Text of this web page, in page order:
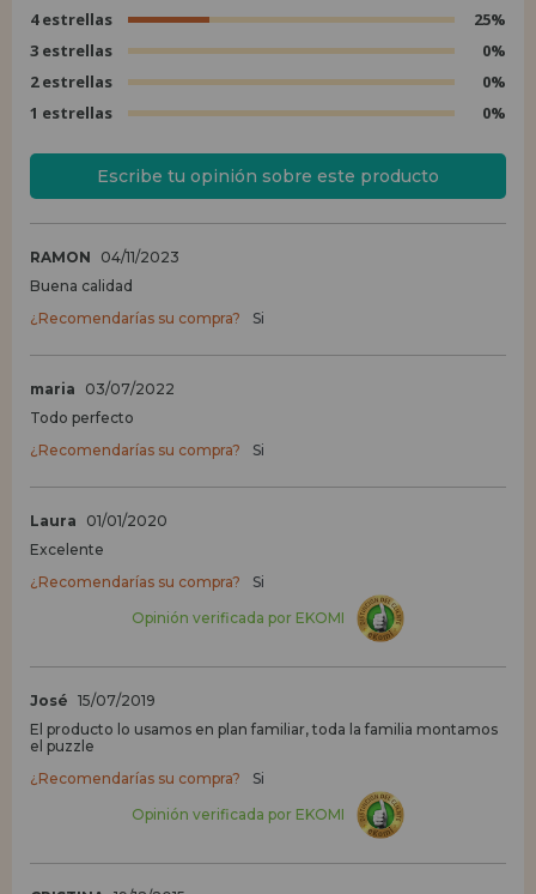
4 estrellas
25%
3 estrellas
0%
2 estrellas
0%
1 estrellas
0%
Escribe tu opinión sobre este producto
RAMON
04/11/2023
Buena calidad
¿Recomendarías su compra?
Si
maria
03/07/2022
Todo perfecto
¿Recomendarías su compra?
Si
Laura
01/01/2020
Excelente
¿Recomendarías su compra?
Si
Opinión verificada por EKOMI
José 15/07/2019
El producto lo usamos en plan familiar, toda la familia montamos
el puzzle
¿Recomendarías su compra?
Si
Opinión verificada por EKOMI